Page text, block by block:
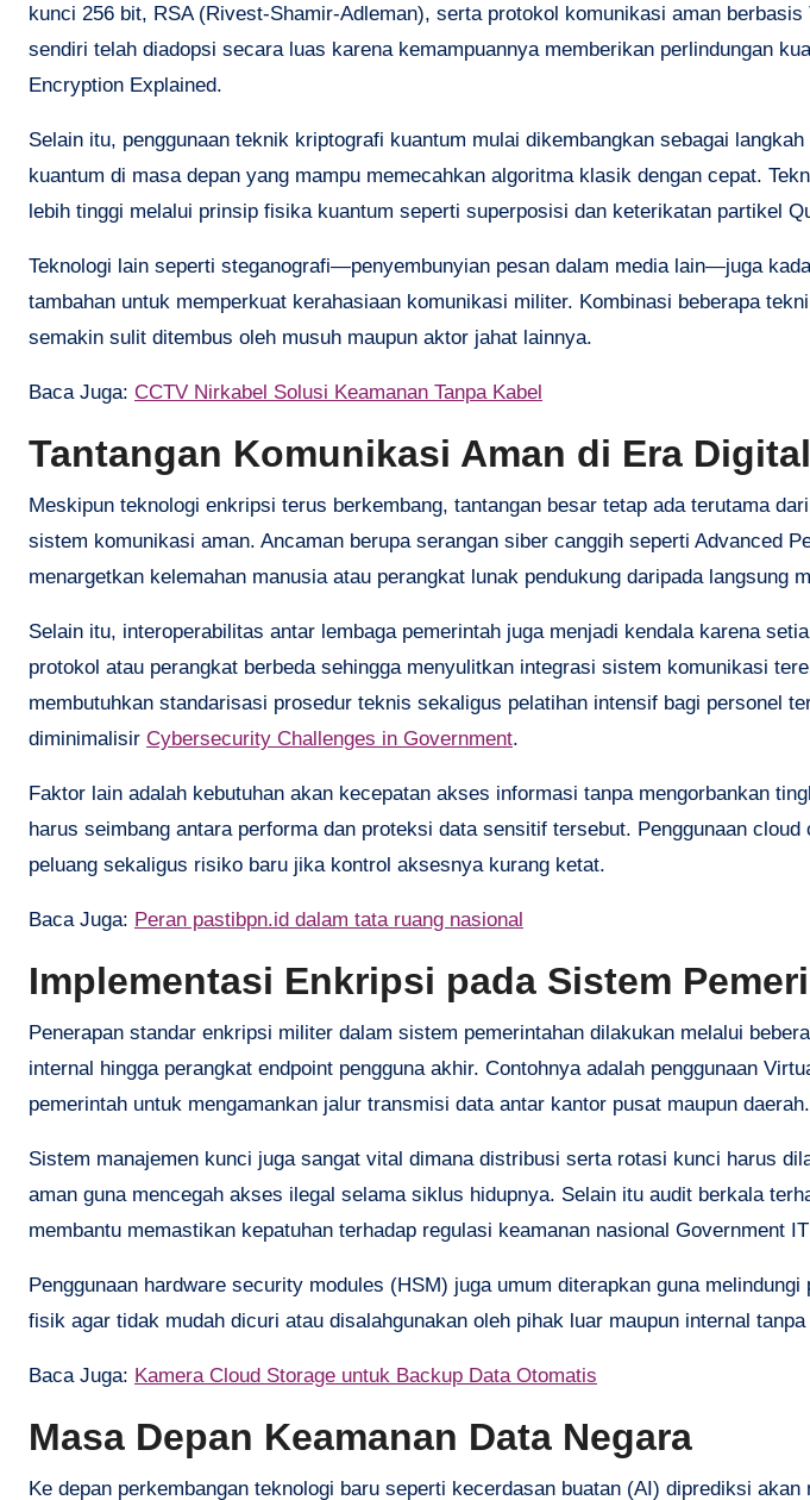
kunci 256 bit, RSA (Rivest-Shamir-Adleman), serta protokol komunikasi aman
sendiri telah diadopsi secara luas karena kemampuannya memberikan perlindungan
Encryption Explained.
Selain itu, penggunaan teknik kriptografi kuantum mulai dikembangkan sebagai
kuantum di masa depan yang mampu memecahkan algoritma klasik dengan cepat.
lebih tinggi melalui prinsip fisika kuantum seperti superposisi dan keterikatan partikel
Teknologi lain seperti steganografi—penyembunyian pesan dalam media lain—juga
tambahan untuk memperkuat kerahasiaan komunikasi militer. Kombinasi beberapa
semakin sulit ditembus oleh musuh maupun aktor jahat lainnya.
Baca Juga: CCTV Nirkabel Solusi Keamanan Tanpa Kabel
Tantangan Komunikasi Aman di Era Digital
Meskipun teknologi enkripsi terus berkembang, tantangan besar tetap ada terutama
sistem komunikasi aman. Ancaman berupa serangan siber canggih seperti Advanced
menargetkan kelemahan manusia atau perangkat lunak pendukung daripada langsung
Selain itu, interoperabilitas antar lembaga pemerintah juga menjadi kendala karena
protokol atau perangkat berbeda sehingga menyulitkan integrasi sistem komunikasi
membutuhkan standarisasi prosedur teknis sekaligus pelatihan intensif bagi personel
diminimalisir Cybersecurity Challenges in Government.
Faktor lain adalah kebutuhan akan kecepatan akses informasi tanpa mengorbankan
harus seimbang antara performa dan proteksi data sensitif tersebut. Penggunaan
peluang sekaligus risiko baru jika kontrol aksesnya kurang ketat.
Baca Juga: Peran pastibpn.id dalam tata ruang nasional
Implementasi Enkripsi pada Sistem
Penerapan standar enkripsi militer dalam sistem pemerintahan dilakukan melalui
internal hingga perangkat endpoint pengguna akhir. Contohnya adalah penggunaan
pemerintah untuk mengamankan jalur transmisi data antar kantor pusat maupun daerah.
Sistem manajemen kunci juga sangat vital dimana distribusi serta rotasi kunci harus
aman guna mencegah akses ilegal selama siklus hidupnya. Selain itu audit berkala
membantu memastikan kepatuhan terhadap regulasi keamanan nasional Government
Penggunaan hardware security modules (HSM) juga umum diterapkan guna
fisik agar tidak mudah dicuri atau disalahgunakan oleh pihak luar maupun internal
Baca Juga: Kamera Cloud Storage untuk Backup Data Otomatis
Masa Depan Keamanan Data Negara
Ke depan perkembangan teknologi baru seperti kecerdasan buatan (AI) diprediksi